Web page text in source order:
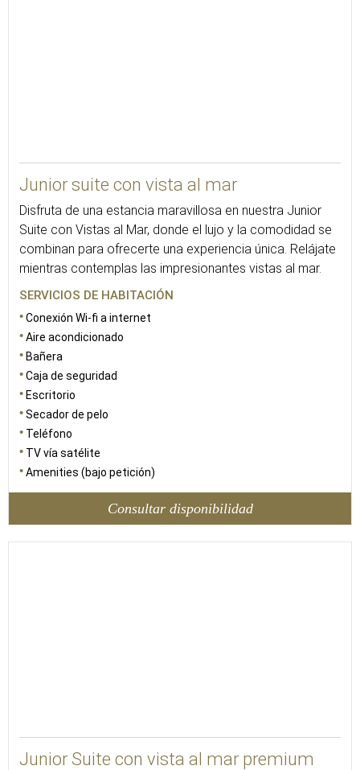
Junior suite con vista al mar
Disfruta de una estancia maravillosa en nuestra Junior
Suite con Vistas al Mar, donde el lujo y la comodidad se
combinan para ofrecerte una experiencia única. Relájate
mientras contemplas las impresionantes vistas al mar.
SERVICIOS DE HABITACIÓN
Conexión Wi-fi a internet
Aire acondicionado
Bañera
Caja de seguridad
Escritorio
Secador de pelo
Teléfono
TV vía satélite
Amenities (bajo petición)
Consultar disponibilidad
Junior Suite con vista al mar premium